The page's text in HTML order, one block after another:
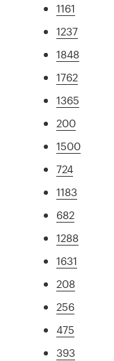
1161
1237
1848
1762
1365
200
1500
724
1183
682
1288
1631
208
256
475
393